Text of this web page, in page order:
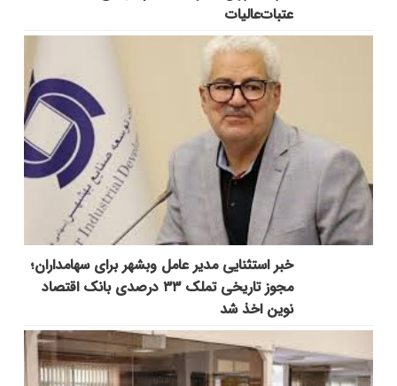
عتبات‌عالیات
خبر استثنایی مدیر عامل وبشهر برای سهامداران؛
مجوز تاریخی تملک ۳۳ درصدی بانک اقتصاد
نوین اخذ شد